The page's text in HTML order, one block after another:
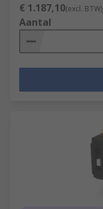
€ 1.187,10(excl. BTW)
Aantal